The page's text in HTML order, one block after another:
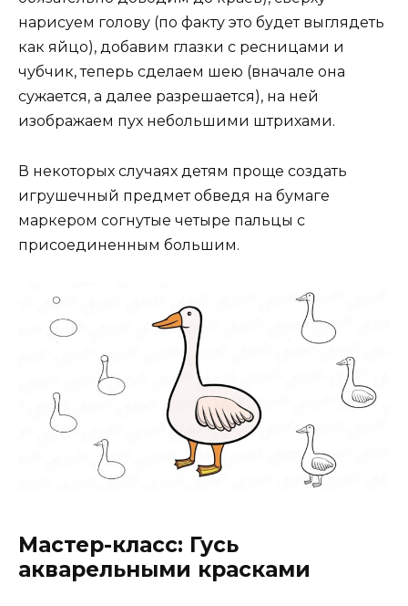
нарисуем голову (по факту это будет выглядеть
как яйцо), добавим глазки с ресницами и
чубчик, теперь сделаем шею (вначале она
сужается, а далее разрешается), на ней
изображаем пух небольшими штрихами.
В некоторых случаях детям проще создать
игрушечный предмет обведя на бумаге
маркером согнутые четыре пальцы с
присоединенным большим.
Мастер-класс: Гусь
акварельными красками